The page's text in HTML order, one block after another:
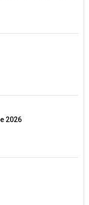
2026